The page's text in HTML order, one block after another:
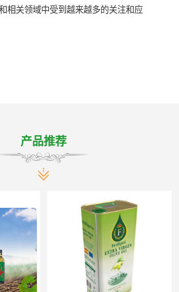
相关领域中受到越来越多的关注和应
产品推荐